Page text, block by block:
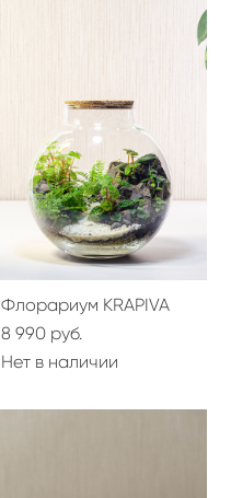
Флорариум KRAPIVA
8 990 pуб.
Нет в наличии